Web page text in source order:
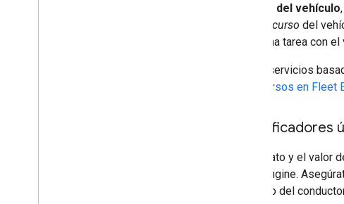
ID del vehículo
recurso del
una tarea con
En los servicios
de recursos en Fleet
Identificadores
El formato y el valor
Fleet Engine.
teléfono del